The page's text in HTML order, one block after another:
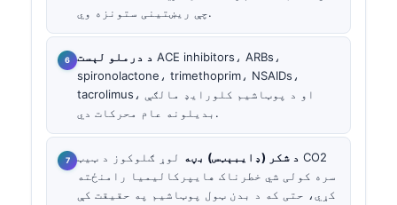
چې ریښتینی ستونزه وي.
د درملو لېست ACE inhibitors، ARBs،
spironolactone، trimethoprim، NSAIDs،
tacrolimus، او د پوټاشیم کلورایډ مالګې
بدیلونه عام محرکات دي.
د شکر (ډایبېټس) بڼه لوړ ګلوکوز د ټیټ CO2
سره کولی شي خطرناک هایپرکالیمیا رامنځته
کړي، حتی که د بدن ټول پوټاشیم په حقیقت کې